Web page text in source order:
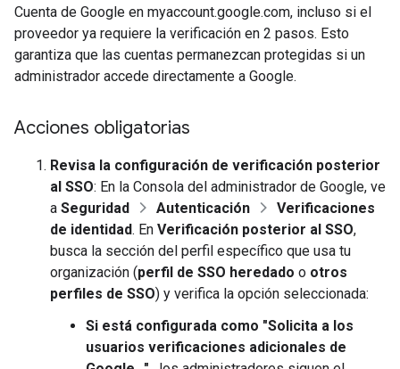
Cuenta de Google en myaccount.google.com, incluso si el
proveedor ya requiere la verificación en 2 pasos. Esto
garantiza que las cuentas permanezcan protegidas si un
administrador accede directamente a Google.
Acciones obligatorias
Revisa la configuración de verificación posterior
al SSO: En la Consola del administrador de Google, ve
a Seguridad Autenticación
Verificaciones
de identidad. En Verificación posterior al SSO,
busca la sección del perfil específico que usa tu
organización (perfil de SSO heredado o otros
perfiles de SSO) y verifica la opción seleccionada:
Si está configurada como "Solicita a los
usuarios verificaciones adicionales de